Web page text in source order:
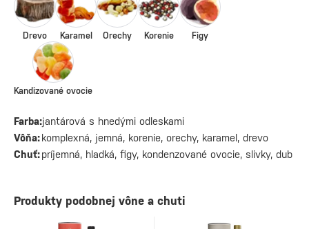
Farba:jantárová s hnedými odleskami
Vôňa:komplexná, jemná, korenie, orechy, karamel, drevo
Chuť:príjemná, hladká, figy, kondenzované ovocie, slivky, dub
Drevo Karamel Orechy Korenie Figy
Kandizované ovocie
Produkty podobnej vône a chuti